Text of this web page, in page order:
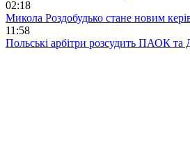
02:18
Микола Роздобудько стане новим
11:58
Польські арбітри розсудить ПАОК та